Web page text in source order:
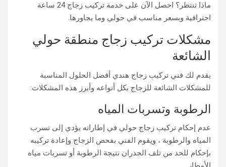
ماذا تنتظر؟ احصل الآن على خدمة تركيب زجاج 24 ساعة
احترافية وبسعر مناسب في حولي وما يجاورها.
مشكلات تركيب زجاج منطقة حولي
الشائعة
يقدم لك فني تركيب زجاج هندي أفضل الحلول المناسبة
للمشكلات الشائعة للزجاج بكل أنواعه وأبرز هذه المشكلات:
الرطوبة وتسربات المياه
عدم إحكام تركيب زجاج حولي في إطاراته يؤدي إلى تسرب
المياه والرطوبة ، ويقوم الفني بفحص الزجاج وإعادة تركيبه
بإحكام للحد من تلف الجدران نتيجة الرطوبة أو تسربات مياه